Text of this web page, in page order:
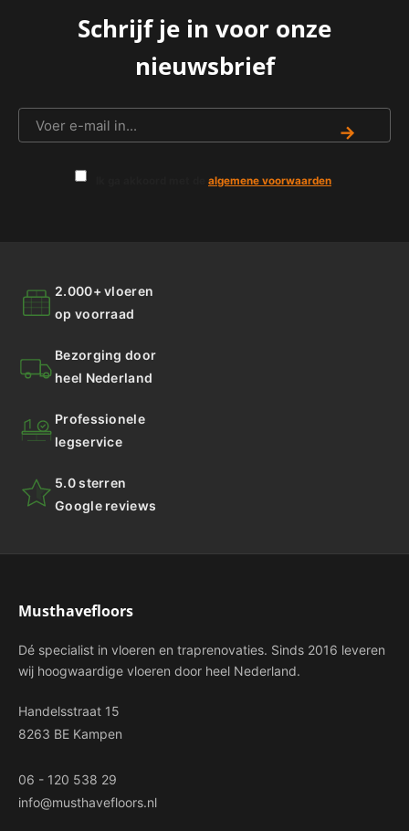
Schrijf je in voor onze
nieuwsbrief
→
algemene voorwaarden
2.000+ vloeren
op voorraad
Bezorging door
heel Nederland
Professionele
legservice
5.0 sterren
Google reviews
Musthavefloors
Dé specialist in vloeren en traprenovaties. Sinds 2016 leveren
wij hoogwaardige vloeren door heel Nederland.
Handelsstraat 15
8263 BE Kampen
06 - 120 538 29
info@musthavefloors.nl